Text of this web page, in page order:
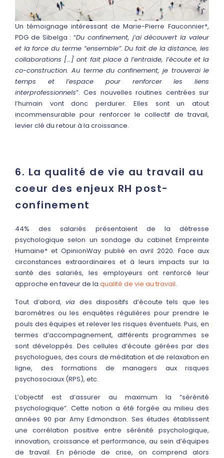
Un témoignage intéressant de Marie-Pierre Fauconnier*,
PDG de Sibelga : “Du confinement, j’ai découvert la valeur
et la force du terme “ensemble”. Du fait de la distance, les
collaborations […] ont fait place à l’entraide, l’écoute et la
co-construction. Au terme du confinement, je trouverai le
temps et l’espace pour renforcer les liens
interprofessionnels”. Ces nouvelles routines centrées sur
l’humain vont donc perdurer. Elles sont un atout
incommensurable pour renforcer le collectif de travail,
levier clé du retour à la croissance.
6. La qualité de vie au travail au
coeur des enjeux RH post-
confinement
44% des salariés présentaient de la détresse
psychologique selon un sondage du cabinet Empreinte
Humaine* et OpinionWay publié en avril 2020. Face aux
circonstances extraordinaires et à leurs impacts sur la
santé des salariés, les employeurs ont renforcé leur
approche en faveur de la qualité de vie au travail.
Tout d’abord, via des dispositifs d’écoute tels que les
baromètres ou les enquêtes régulières pour prendre le
pouls des équipes et relever les risques éventuels. Puis, en
termes d’accompagnement, différents programmes se
sont développés. Des cellules d’écoute gérées par des
psychologues, des cours de méditation et de relaxation en
ligne, des formations de managers aux risques
psychosociaux (RPS), etc.
L’objectif est d’assurer au maximum la “sérénité
psychologique”. Cette notion a été forgée au milieu des
années 90 par Amy Edmondson. Ses études établissent
une corrélation positive entre sérénité psychologique,
innovation, croissance et performance, au sein d’équipes
de travail. En période de crise, on comprend alors